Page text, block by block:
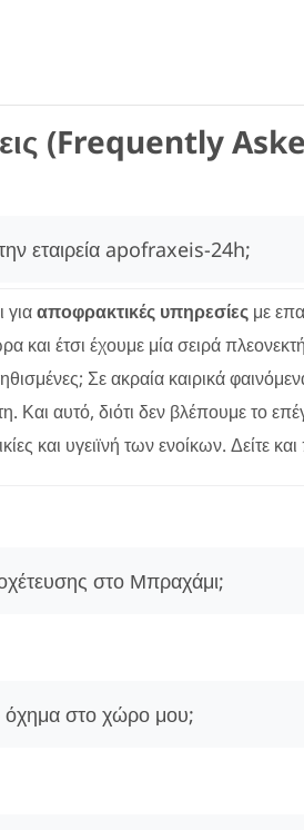
(Frequently
εταιρεία apofraxeis-24h;
γιααποφρακτικές υπηρεσίες με
και έτσι έχουμε μία σειρά
Σε ακραία καιρικά
αυτό, διότι δεν βλέπουμε το
και υγειϊνή των ενοίκων. Δείτε
στο Μπραχάμι;
όχημα στο χώρο μου;